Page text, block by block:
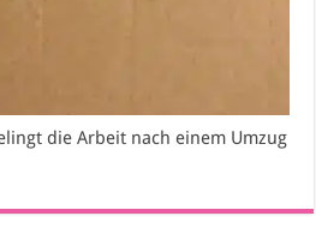
die Arbeit nach einem Umzug